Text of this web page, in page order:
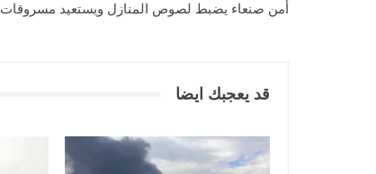
أمن صنعاء يضبط لصوص المنازل ويستعيد مسروقات
قد يعجبك ايضا